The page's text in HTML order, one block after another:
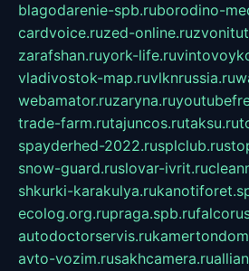
blagodarenie-spb.ruborodino-
cardvoice.ruzed-online.ru
zarafshan.ruyork-life.ru
vladivostok-map.ruvlknrussia.ru
webamator.ruzaryna.ru
trade-farm.rutajuncos.rutaksu.ru
spayderhed-2022.rusplclub.ru
snow-guard.ruslovar-ivrit.ru
shkurki-karakulya.ru
ecolog.org.rupraga.spb.ru
autodoctorservis.ru
avto-vozim.rusakhcamera.ru